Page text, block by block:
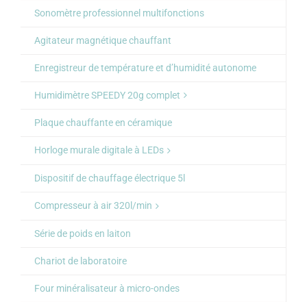
Sonomètre professionnel multifonctions
Agitateur magnétique chauffant
Enregistreur de température et d’humidité autonome
Humidimètre SPEEDY 20g complet
Plaque chauffante en céramique
Horloge murale digitale à LEDs
Dispositif de chauffage électrique 5l
Compresseur à air 320l/min
Série de poids en laiton
Chariot de laboratoire
Four minéralisateur à micro-ondes